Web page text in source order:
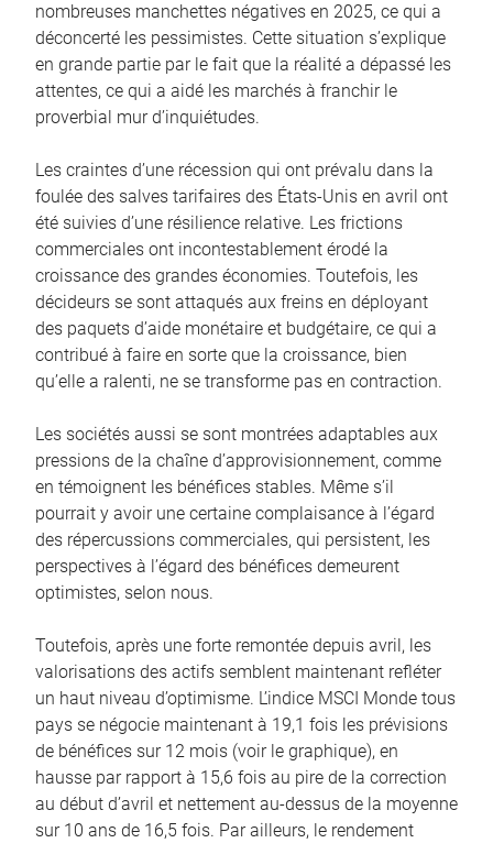
nombreuses manchettes négatives en 2025, ce qui a
déconcerté les pessimistes. Cette situation s’explique
en grande partie par le fait que la réalité a dépassé les
attentes, ce qui a aidé les marchés à franchir le
proverbial mur d’inquiétudes.
Les craintes d’une récession qui ont prévalu dans la
foulée des salves tarifaires des États-Unis en avril ont
été suivies d’une résilience relative. Les frictions
commerciales ont incontestablement érodé la
croissance des grandes économies. Toutefois, les
décideurs se sont attaqués aux freins en déployant
des paquets d’aide monétaire et budgétaire, ce qui a
contribué à faire en sorte que la croissance, bien
qu’elle a ralenti, ne se transforme pas en contraction.
Les sociétés aussi se sont montrées adaptables aux
pressions de la chaîne d’approvisionnement, comme
en témoignent les bénéfices stables. Même s’il
pourrait y avoir une certaine complaisance à l’égard
des répercussions commerciales, qui persistent, les
perspectives à l’égard des bénéfices demeurent
optimistes, selon nous.
Toutefois, après une forte remontée depuis avril, les
valorisations des actifs semblent maintenant refléter
un haut niveau d’optimisme. L’indice MSCI Monde tous
pays se négocie maintenant à 19,1 fois les prévisions
de bénéfices sur 12 mois (voir le graphique), en
hausse par rapport à 15,6 fois au pire de la correction
au début d’avril et nettement au-dessus de la moyenne
sur 10 ans de 16,5 fois. Par ailleurs, le rendement